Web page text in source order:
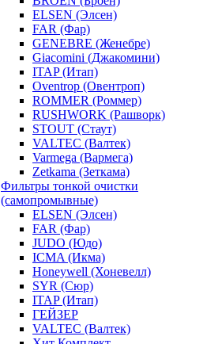
ELSEN (Элсен)
FAR (Фар)
GENEBRE (Женебре)
Giacomini (Джакомини)
ITAP (Итап)
Oventrop (Овентроп)
ROMMER (Роммер)
RUSHWORK (Рашворк)
STOUT (Стаут)
VALTEC (Валтек)
Varmega (Вармега)
Zetkama (Зеткама)
Фильтры тонкой очистки
(самопромывные)
ELSEN (Элсен)
FAR (Фар)
JUDO (Юдо)
ICMA (Икма)
Honeywell (Хоневелл)
SYR (Сюр)
ITAP (Итап)
ГЕЙЗЕР
VALTEC (Валтек)